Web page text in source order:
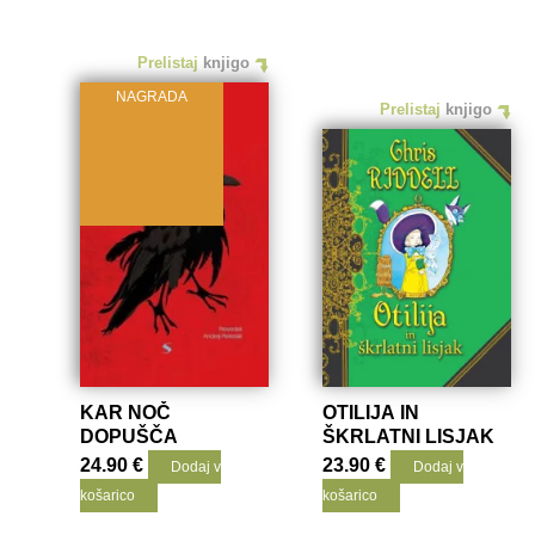
Prelistaj knjigo
NAGRADA
KAR NOČ
DOPUŠČA
24.90€
Dodaj v
košarico
Prelistaj knjigo
OTILIJA IN
ŠKRLATNI LISJAK
23.90€
Dodaj v
košarico